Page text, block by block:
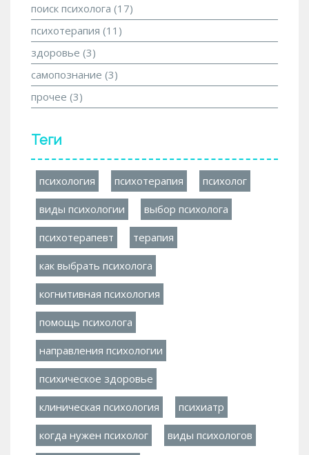
поиск психолога (17)
психотерапия (11)
здоровье (3)
самопознание (3)
прочее (3)
Теги
психология психотерапия психолог
виды психологии выбор психолога
психотерапевт терапия
как выбрать психолога
когнитивная психология
помощь психолога
направления психологии
психическое здоровье
клиническая психология психиатр
когда нужен психолог виды психологов